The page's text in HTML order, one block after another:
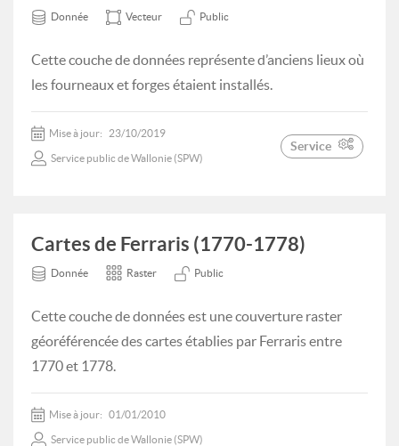
Donnée Vecteur Public
Cette couche de données représente d’anciens lieux où
les fourneaux et forges étaient installés.
Mise à jour: 23/10/2019
Service public de Wallonie (SPW)
Service
Cartes de Ferraris (1770-1778)
Donnée Raster Public
Cette couche de données est une couverture raster
géoréférencée des cartes établies par Ferraris entre
1770 et 1778.
Mise à jour: 01/01/2010
Service public de Wallonie (SPW)